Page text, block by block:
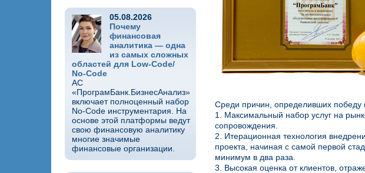
05.08.2026
Почему
финансовая
аналитика — одна
из самых сложных
областей для Low-Code/
No-Code
АС
«ПрограмБанк.БизнесАнализ»
включает полноценный набор
No-Code инструментария. На
основе этой платформы ведут
свою финансовую аналитику
многие значимые
финансовые организации.
Среди причин, определивших победу
1. Максимальный набор услуг на
сопровождения.
2. Итерационная технология
проекта, начиная с самой первой
минимум в два раза.
3. Высокая оценка от клиентов,